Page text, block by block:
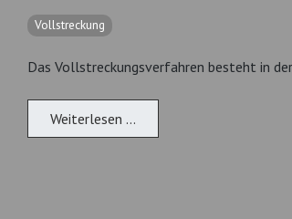
Vollstreckung
Das Vollstreckungsverfahren besteht in
Weiterlesen …